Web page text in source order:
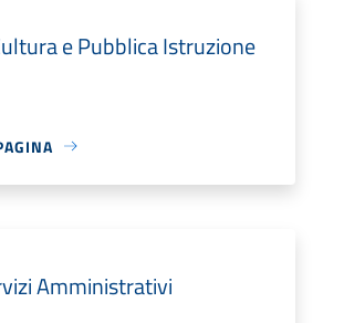
e Pubblica Istruzione
Amministrativi